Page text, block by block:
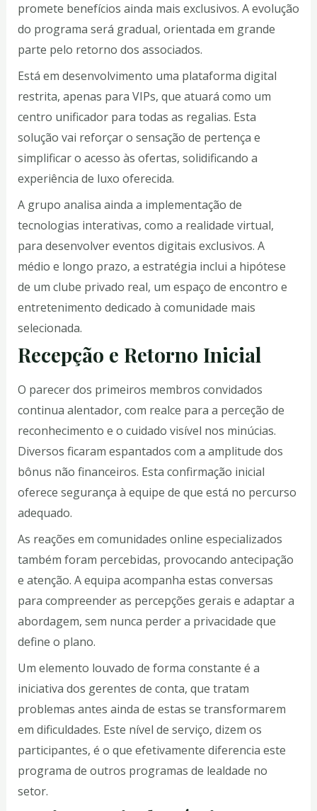
promete benefícios ainda mais exclusivos. A evolução
do programa será gradual, orientada em grande
parte pelo retorno dos associados.
Está em desenvolvimento uma plataforma digital
restrita, apenas para VIPs, que atuará como um
centro unificador para todas as regalias. Esta
solução vai reforçar o sensação de pertença e
simplificar o acesso às ofertas, solidificando a
experiência de luxo oferecida.
A grupo analisa ainda a implementação de
tecnologias interativas, como a realidade virtual,
para desenvolver eventos digitais exclusivos. A
médio e longo prazo, a estratégia inclui a hipótese
de um clube privado real, um espaço de encontro e
entretenimento dedicado à comunidade mais
selecionada.
Recepção e Retorno Inicial
O parecer dos primeiros membros convidados
continua alentador, com realce para a perceção de
reconhecimento e o cuidado visível nos minúcias.
Diversos ficaram espantados com a amplitude dos
bônus não financeiros. Esta confirmação inicial
oferece segurança à equipe de que está no percurso
adequado.
As reações em comunidades online especializados
também foram percebidas, provocando antecipação
e atenção. A equipa acompanha estas conversas
para compreender as percepções gerais e adaptar a
abordagem, sem nunca perder a privacidade que
define o plano.
Um elemento louvado de forma constante é a
iniciativa dos gerentes de conta, que tratam
problemas antes ainda de estas se transformarem
em dificuldades. Este nível de serviço, dizem os
participantes, é o que efetivamente diferencia este
programa de outros programas de lealdade no
setor.